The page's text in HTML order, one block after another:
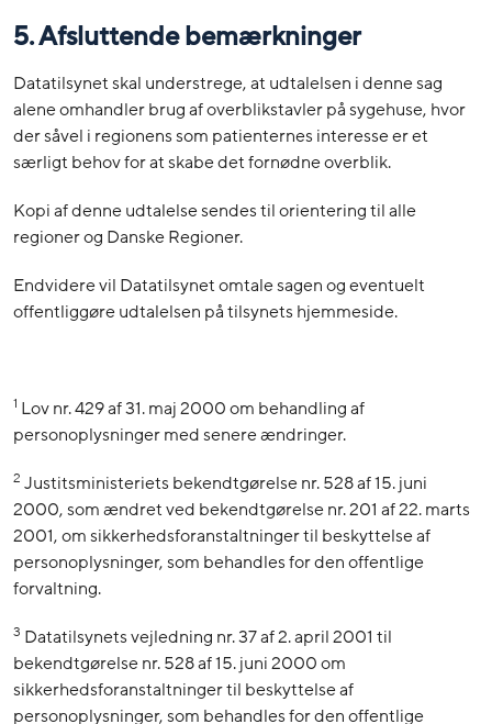
5. Afsluttende bemærkninger
Datatilsynet skal understrege, at udtalelsen i denne sag
alene omhandler brug af overblikstavler på sygehuse, hvor
der såvel i regionens som patienternes interesse er et
særligt behov for at skabe det fornødne overblik.
Kopi af denne udtalelse sendes til orientering til alle
regioner og Danske Regioner.
Endvidere vil Datatilsynet omtale sagen og eventuelt
offentliggøre udtalelsen på tilsynets hjemmeside.
1 Lov nr. 429 af 31. maj 2000 om behandling af
personoplysninger med senere ændringer.
2 Justitsministeriets bekendtgørelse nr. 528 af 15. juni
2000, som ændret ved bekendtgørelse nr. 201 af 22. marts
2001, om sikkerhedsforanstaltninger til beskyttelse af
personoplysninger, som behandles for den offentlige
forvaltning.
3 Datatilsynets vejledning nr. 37 af 2. april 2001 til
bekendtgørelse nr. 528 af 15. juni 2000 om
sikkerhedsforanstaltninger til beskyttelse af
personoplysninger, som behandles for den offentlige